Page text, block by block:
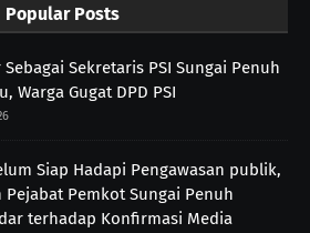
Popular Posts
Sekretaris PSI Sungai Penuh
Warga Gugat DPD PSI
Siap Hadapi Pengawasan publik,
Pejabat Pemkot Sungai Penuh
terhadap Konfirmasi Media